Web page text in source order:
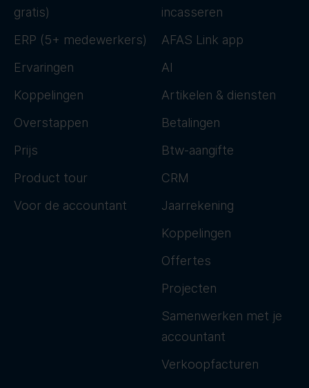
gratis)
ERP (5+ medewerkers)
Ervaringen
Koppelingen
Overstappen
Prijs
Product tour
Voor de accountant
incasseren
AFAS Link app
AI
Artikelen & diensten
Betalingen
Btw-aangifte
CRM
Jaarrekening
Koppelingen
Offertes
Projecten
Samenwerken met je
accountant
Verkoopfacturen